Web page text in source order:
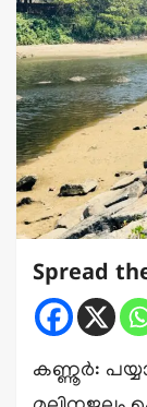
Spread
കണ്ണൂർ: